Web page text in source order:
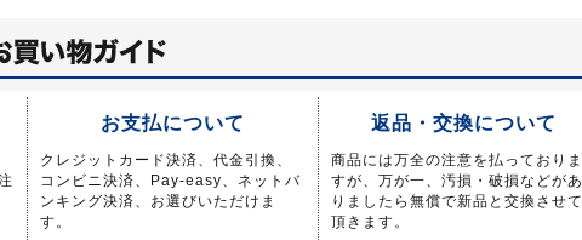
お支払について
クレジットカード決済、代金引換、
コンビニ決済、Pay-easy、ネットバ
ンキング決済、お選びいただけま
す。
返品・交換について
商品には万全の注意を払っておりま
すが、万が一、汚損・破損などがあ
りましたら無償で新品と交換させて
頂きます。